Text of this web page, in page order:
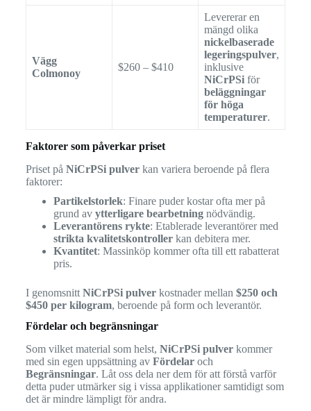
Vägg
Colmonoy
$260 – $410
Levererar en
mängd olika
nickelbaserade
legeringspulver,
inklusive
NiCrPSiför
beläggningar
för höga
temperaturer.
Faktorer som påverkar priset
Priset på NiCrPSi pulverkan variera beroende på flera
faktorer:
Partikelstorlek: Finare puder kostar ofta mer på
grund av ytterligare bearbetningnödvändig.
Leverantörens rykte: Etablerade leverantörer med
strikta kvalitetskontrollerkan debitera mer.
Kvantitet: Massinköp kommer ofta till ett rabatterat
pris.
I genomsnitt NiCrPSi pulverkostnader mellan $250 och
$450 per kilogram, beroende på form och leverantör.
Fördelar och begränsningar
Som vilket material som helst, NiCrPSi pulverkommer
med sin egen uppsättning av Fördelaroch
Begränsningar. Låt oss dela ner dem för att förstå varför
detta puder utmärker sig i vissa applikationer samtidigt som
det är mindre lämpligt för andra.